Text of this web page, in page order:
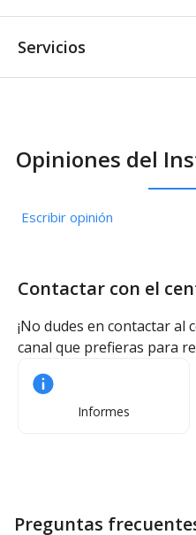
Servicios
Comedor / Cafetería -
Otros servicios
Opiniones del
Escribir opinión
Contactar con el
¡No dudes en contactar al
canal que prefieras para
Informes
Preguntas